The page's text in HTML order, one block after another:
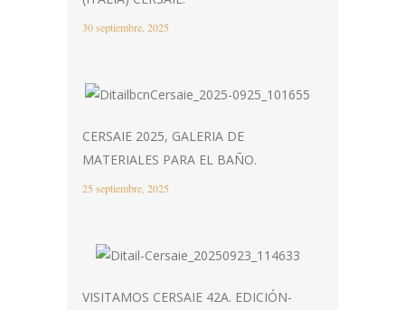
30 septiembre, 2025
CERSAIE 2025, GALERIA DE
MATERIALES PARA EL BAÑO.
25 septiembre, 2025
VISITAMOS CERSAIE 42A. EDICIÓN-